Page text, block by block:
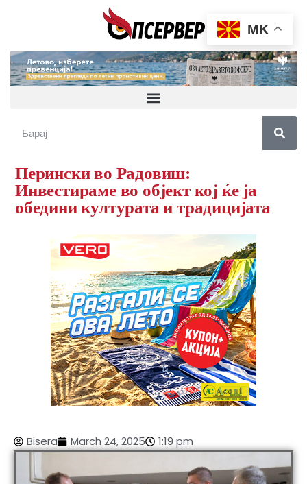
Перински во Радовиш:
Инвестираме во објект кој ќе ја
обедини културата и традицијата
Bisera March 24, 2025 1:19 pm
MK